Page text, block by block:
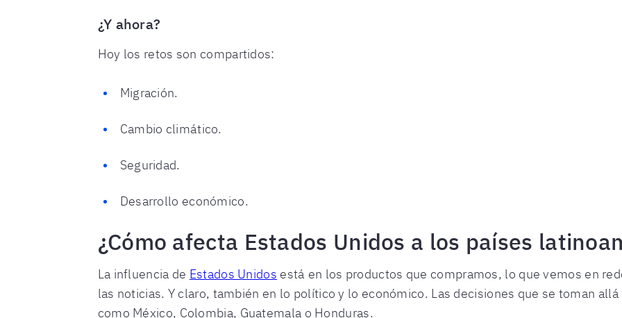
¿Y ahora?
Hoy los retos son compartidos:
Migración.
Cambio climático.
Seguridad.
Desarrollo económico.
¿Cómo afecta Estados Unidos a los países
La influencia de Estados Unidos está en los productos que compramos, lo que vemos en
las noticias. Y claro, también en lo político y lo económico. Las decisiones que se toman
como México, Colombia, Guatemala o Honduras.